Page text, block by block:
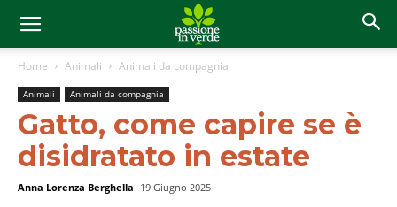
Home Animali Animali da compagnia
Animali Animali da compagnia
Gatto, come capire se è
disidratato in estate
Anna Lorenza Berghella 19 Giugno 2025